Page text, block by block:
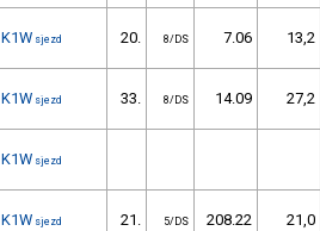
K1W sjezd 20. 8/DS 7.06 13,2
K1W sjezd 33. 8/DS 14.09 27,2
K1W sjezd
K1W sjezd 21. 5/DS 208.22 21,0